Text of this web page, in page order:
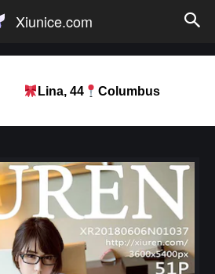
Xiunice.com
Lina, 44 Columbus